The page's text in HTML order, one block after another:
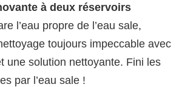
à deux réservoirs
l’eau propre de l’eau sale,
toujours impeccable avec
une solution nettoyante. Fini les
par l’eau sale !